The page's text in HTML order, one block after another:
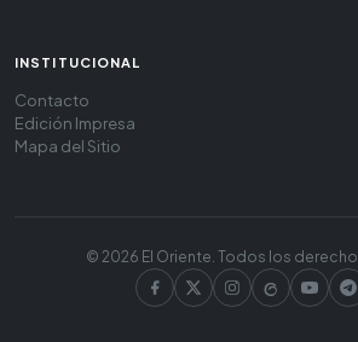
INSTITUCIONAL
Contacto
Edición Impresa
Mapa del Sitio
© 2026 El Oriente. Todos los